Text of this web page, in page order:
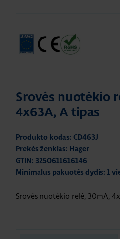
Srovės nuotėkio
4x63A, A tipas
Produkto kodas: CD463J
Prekės ženklas: Hager
GTIN: 3250611616146
Minimalus pakuotės dydis: 1
Srovės nuotėkio relė, 30mA,